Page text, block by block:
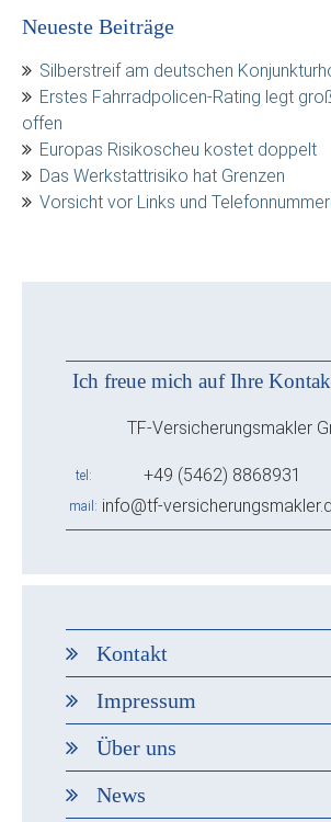
Neueste Beiträge
Silberstreif am deutschen
Erstes Fahrradpolicen-Rating legt
offen
Europas Risikoscheu kostet doppelt
Das Werkstattrisiko hat Grenzen
Vorsicht vor Links und
Ich freue mich auf Ihre
TF-Versicherungsmakler
tel +49 (5462) 8868931
mail info@tf-
Kontakt
Impressum
Über uns
News